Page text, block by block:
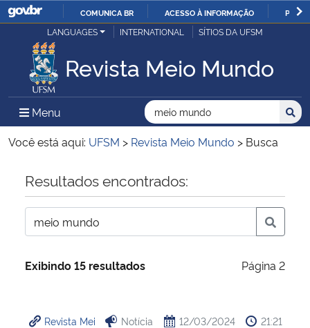
IR
O
COMUNICA BR ACESSO À INFORMAÇÃO
Ministério da Justiça e Segurança Pública
Ministério da Defesa
Ministério das Relações Exteriores
Ministério da Economia
Ministério da Infraestrutura
Ministério da Cidadania
LANGUAGES INTERNATIONAL SÍTIOS DA UFSM
Revista Meio Mundo
Menu Menu Principal do Sítio
Busca
Buscar no no Sítio
Busca:
Você está aqui: UFSM > Revista Meio Mundo > Busca
Início do conteúdo
Resultados encontrados:
Exibindo 15 resultados Página 2
Revista Mei Notícia 12/03/2024 21:21